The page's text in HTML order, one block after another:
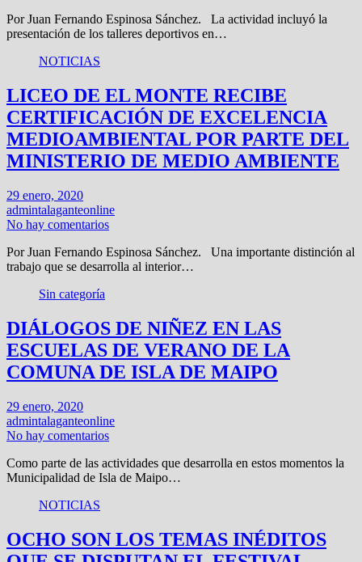
Por Juan Fernando Espinosa Sánchez. La actividad incluyó la
presentación de los talleres deportivos en…
NOTICIAS
LICEO DE EL MONTE RECIBE
CERTIFICACIÓN DE EXCELENCIA
MEDIOAMBIENTAL POR PARTE DEL
MINISTERIO DE MEDIO AMBIENTE
29 enero, 2020
admintalaganteonline
No hay comentarios
Por Juan Fernando Espinosa Sánchez. Una importante distinción al
trabajo que se desarrolla al interior…
Sin categoría
DIÁLOGOS DE NIÑEZ EN LAS
ESCUELAS DE VERANO DE LA
COMUNA DE ISLA DE MAIPO
29 enero, 2020
admintalaganteonline
No hay comentarios
Como parte de las actividades que desarrolla en estos momentos la
Municipalidad de Isla de Maipo…
NOTICIAS
OCHO SON LOS TEMAS INÉDITOS